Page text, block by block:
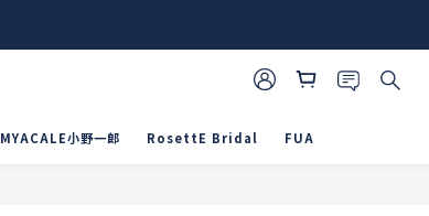
MYACALE小野一郎 RosettE Bridal FUA